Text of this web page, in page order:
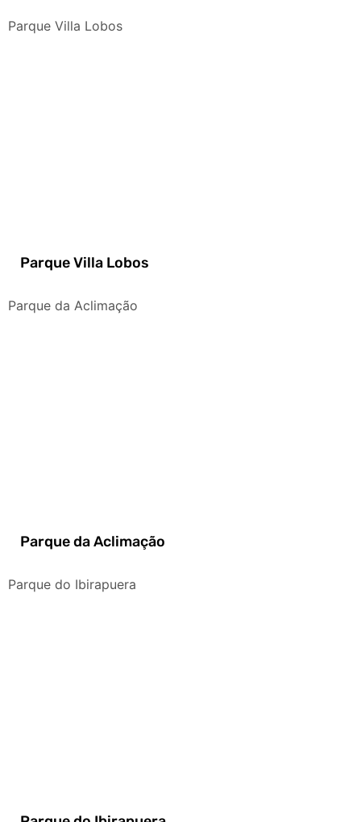
Parque Villa Lobos
Parque Villa Lobos
Parque da Aclimação
Parque da Aclimação
Parque do Ibirapuera